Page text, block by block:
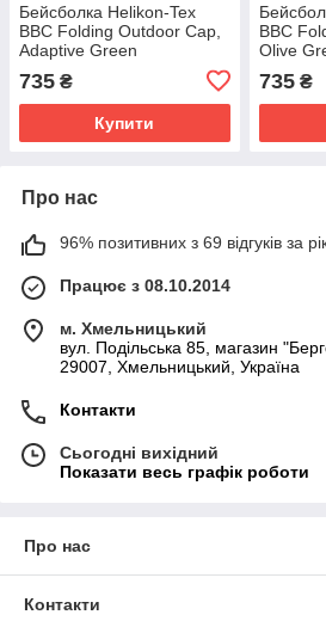
Бейсболка Helikon-Tex
BBC Folding Outdoor Cap,
Adaptive Green
735 ₴
Купити
BBC
Olive
735₴
Про нас
96% позитивних з 69 відгуків за
Працює з 08.10.2014
м. Хмельницький
вул. Подільська 85, магазин
29007, Хмельницький, Україна
Контакти
Сьогодні вихідний
Показати весь графік роботи
Про нас
Контакти